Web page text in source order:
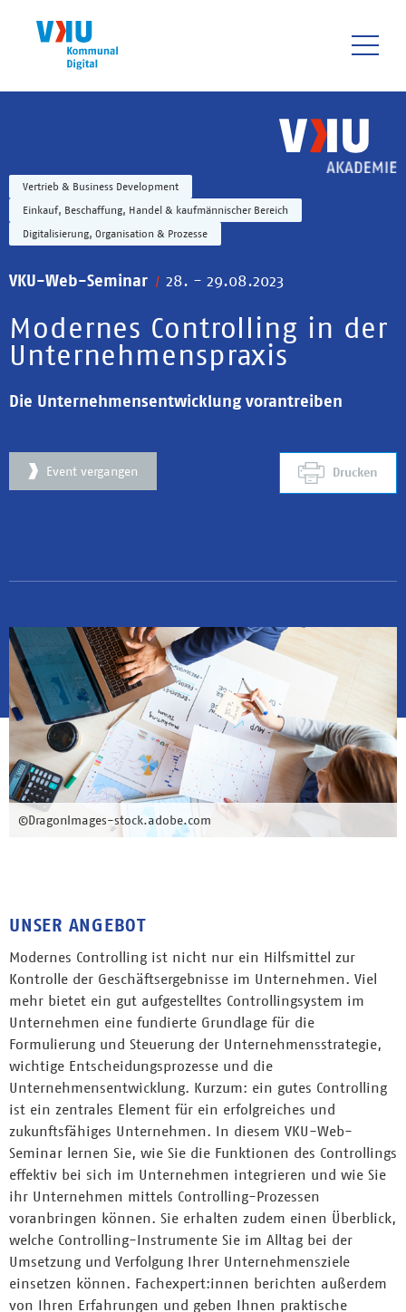
Vertrieb & Business Development
Einkauf, Beschaffung, Handel & kaufmännischer Bereich
Digitalisierung, Organisation & Prozesse
VKU-Web-Seminar 28. - 29.08.2023
Modernes Controlling in der
Unternehmenspraxis
Die Unternehmensentwicklung vorantreiben
Event vergangen Drucken
©DragonImages-stock.adobe.com
UNSER ANGEBOT
Modernes Controlling ist nicht nur ein Hilfsmittel zur
Kontrolle der Geschäftsergebnisse im Unternehmen. Viel
mehr bietet ein gut aufgestelltes Controllingsystem im
Unternehmen eine fundierte Grundlage für die
Formulierung und Steuerung der Unternehmensstrategie,
wichtige Entscheidungsprozesse und die
Unternehmensentwicklung. Kurzum: ein gutes Controlling
ist ein zentrales Element für ein erfolgreiches und
zukunftsfähiges Unternehmen. In diesem VKU-Web-
Seminar lernen Sie, wie Sie die Funktionen des Controllings
effektiv bei sich im Unternehmen integrieren und wie Sie
ihr Unternehmen mittels Controlling-Prozessen
voranbringen können. Sie erhalten zudem einen Überblick,
welche Controlling-Instrumente Sie im Alltag bei der
Umsetzung und Verfolgung Ihrer Unternehmensziele
einsetzen können. Fachexpert:innen berichten außerdem
von Ihren Erfahrungen und geben Ihnen praktische